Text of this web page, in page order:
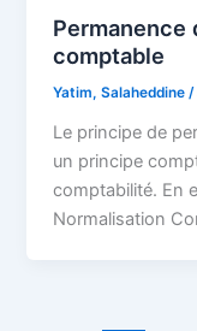
Permanence
comptable
Yatim, Salaheddine/
Le principe de
un principe
comptabilité. En
Normalisation